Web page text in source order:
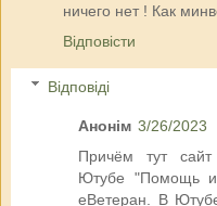
ничего нет ! Как
Відповісти
Відповіді
Анонім 3/26/2023
Причём тут
Ютубе "Помощь
еВетеран. В